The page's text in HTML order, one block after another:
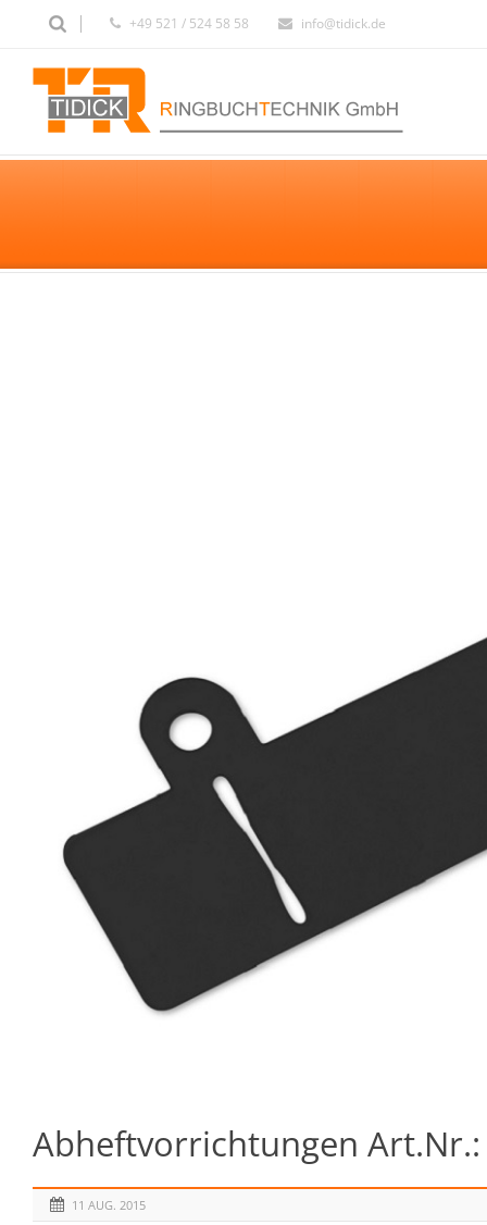
+49 521 / 524 58 58 info@tidick.de
Abheftvorrichtungen Art.Nr.:
11 AUG. 2015